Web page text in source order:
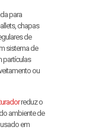
para
chapas
de
sistema de
partículas
ou
reduz o
ambiente de
em